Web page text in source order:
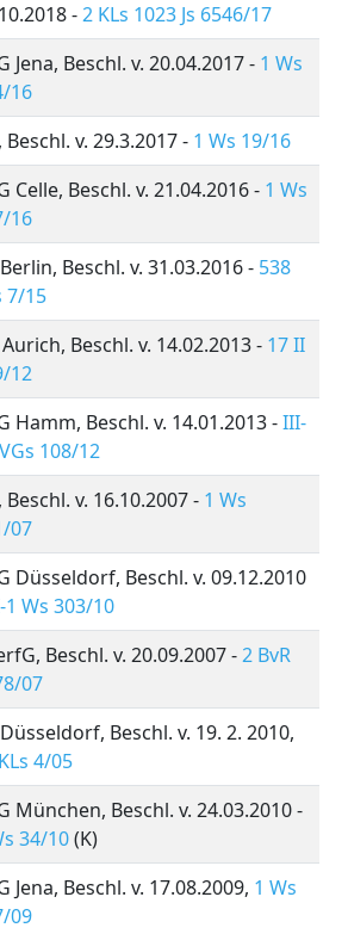
-2 KLs 1023 Js 6546/17
Jena, Beschl. v. 20.04.2017 - 1 Ws
16
Beschl. v. 29.3.2017 - 1 Ws 19/16
Celle, Beschl. v. 21.04.2016 - 1 Ws
16
Beschl. v. 31.03.2016 - 538
7/15
Beschl. v. 14.02.2013 - 17 II
12
Hamm, Beschl. v. 14.01.2013 -III-
108/12
Beschl. v. 16.10.2007 - 1 Ws
07
Düsseldorf, Beschl. v. 09.12.2010
1 Ws 303/10
Beschl. v. 20.09.2007 -2 BvR
07
Beschl. v. 19. 2. 2010,
4/05
München, Beschl. v. 24.03.2010 -
34/10(K)
Jena, Beschl. v. 17.08.2009, 1 Ws
09